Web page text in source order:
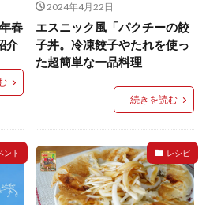
春
介
2024年4月22日
エスニック風「パクチーの餃
子丼。冷凍餃子やたれを使っ
た超簡単な一品料理
続きを読む
ント レシピ
子と飲みたい 魚醬
麺
通販 質問
節約
羽根つき スタミナ肉餃子
肉ニラ水餃子
袋入り餃子
好み餃子
豆苗
大阪王将